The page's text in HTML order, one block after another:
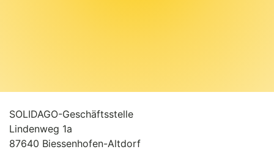
SOLIDAGO-Geschäftsstelle
Lindenweg 1a
87640 Biessenhofen-Altdorf